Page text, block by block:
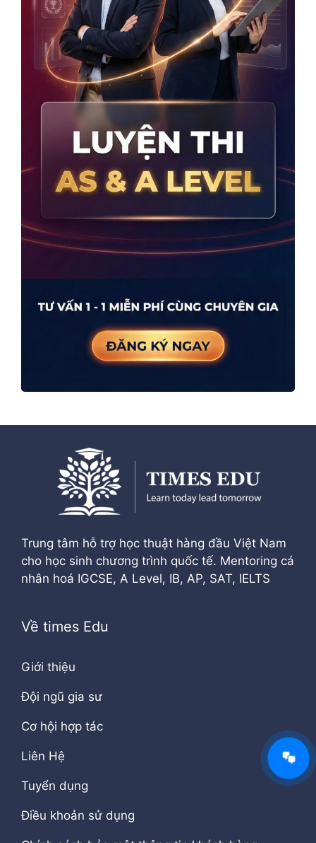
Trung tâm hỗ trợ học thuật hàng đầu Việt Nam
cho học sinh chương trình quốc tế. Mentoring cá
nhân hoá IGCSE, A Level, IB, AP, SAT, IELTS
Về times Edu
Giới thiệu
Đội ngũ gia sư
Cơ hội hợp tác
Liên Hệ
Tuyển dụng
Điều khoản sử dụng